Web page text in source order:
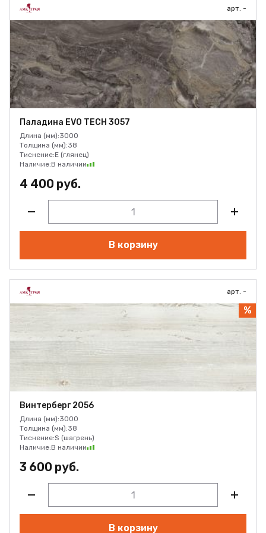
арт. -
Паладина EVO TECH 3057
Длина (мм):3000
Толщина (мм):38
Тиснение:E (глянец)
Наличие:В наличии
4 400 руб.
В корзину
арт. -
%
Винтерберг 2056
Длина (мм):3000
Толщина (мм):38
Тиснение:S (шагрень)
Наличие:В наличии
3 600 руб.
В корзину